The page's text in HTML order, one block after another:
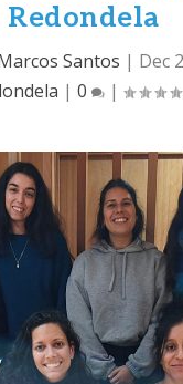
Redondela
Santos | Dec
| 0 |